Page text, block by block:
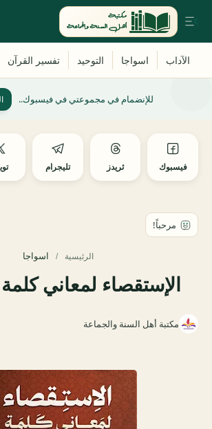
للإنضمام في مجموعتي في فيسبوك..
فيسبوك ثريدز تليجرام
الرئيسية اسواجا
الإستقصاء لمعاني كلمة